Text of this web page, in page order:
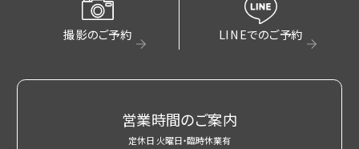
撮影のご予約 LINEでのご予約
営業時間のご案内
定休日 火曜日・臨時休業有